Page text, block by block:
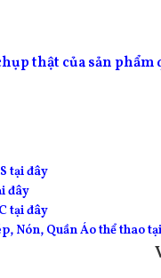
thật của sản phẩm
tại đây
đây
tại đây
Nón, Quần Áo thể thao